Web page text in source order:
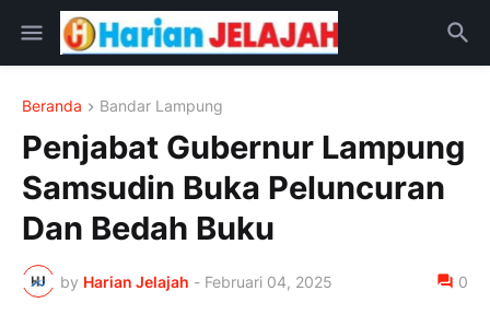
Beranda Bandar Lampung
Penjabat Gubernur Lampung
Samsudin Buka Peluncuran
Dan Bedah Buku
by Harian Jelajah - Februari 04, 2025 0